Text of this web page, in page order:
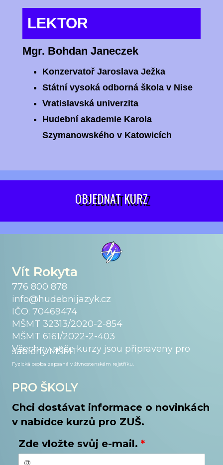
LEKTOR
Mgr. Bohdan Janeczek
Konzervatoř Jaroslava Ježka
Státní vysoká odborná škola v Nise
Vratislavská univerzita
Hudební akademie Karola
Szymanowského v Katowicích
OBJEDNAT KURZ
Vít Rokyta
776 800 878
info@hudebnijazyk.cz
IČO: 70469474
MŠMT 32313/2020-2-854
MŠMT 6161/2022-2-403
Všechny naše kurzy jsou připraveny pro
šablony MŠMT
Fyzická osoba zapsaná v živnostenském rejstříku.
PRO ŠKOLY
Chci dostávat informace o novinkách
v nabídce kurzů pro ZUŠ.
Zde vložte svůj e-mail. *